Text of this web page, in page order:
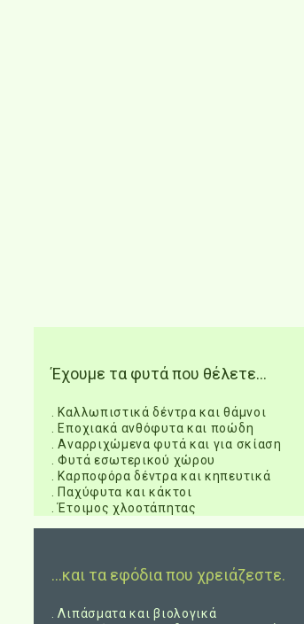
Έχουμε τα φυτά που θέλετε…
. Καλλωπιστικά δέντρα και θάμνοι
. Εποχιακά ανθόφυτα και ποώδη
. Αναρριχώμενα φυτά και για σκίαση
. Φυτά εσωτερικού χώρου
. Καρποφόρα δέντρα και κηπευτικά
. Παχύφυτα και κάκτοι
. Έτοιμος χλοοτάπητας
…και τα εφόδια που χρειάζεστε.
. Λιπάσματα και βιολογικά